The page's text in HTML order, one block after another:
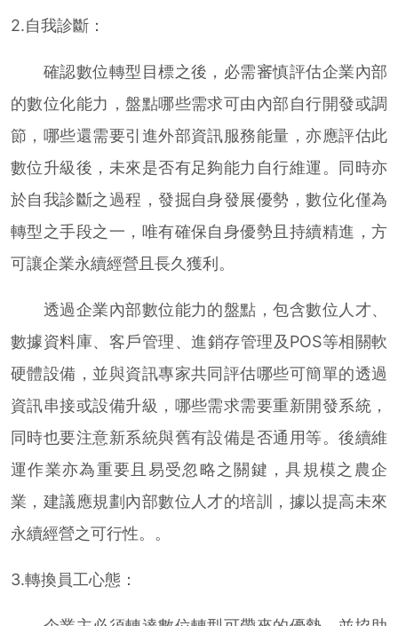
2.自我診斷：
確認數位轉型目標之後，必需審慎評估企業內部
的數位化能力，盤點哪些需求可由內部自行開發或調
節，哪些還需要引進外部資訊服務能量，亦應評估此
數位升級後，未來是否有足夠能力自行維運。同時亦
於自我診斷之過程，發掘自身發展優勢，數位化僅為
轉型之手段之一，唯有確保自身優勢且持續精進，方
可讓企業永續經營且長久獲利。
透過企業內部數位能力的盤點，包含數位人才、
數據資料庫、客戶管理、進銷存管理及POS等相關軟
硬體設備，並與資訊專家共同評估哪些可簡單的透過
資訊串接或設備升級，哪些需求需要重新開發系統，
同時也要注意新系統與舊有設備是否通用等。後續維
運作業亦為重要且易受忽略之關鍵，具規模之農企
業，建議應規劃內部數位人才的培訓，據以提高未來
永續經營之可行性。。
3.轉換員工心態：